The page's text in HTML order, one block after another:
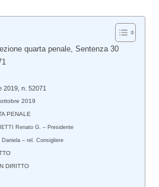
quarta penale, Sentenza 30
2019, n. 52071
2019
PENALE
Renato G. – Presidente
– rel. Consigliere
DIRITTO